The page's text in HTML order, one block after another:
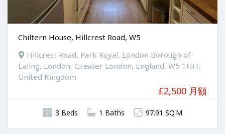
Chiltern House, Hillcrest Road, W5
Hillcrest Road, Park Royal, London Borough of
Ealing, London, Greater London, England, W5 1HH,
United Kingdom
£2,500 月額
3 Beds 1 Baths 97.91 SQ.M